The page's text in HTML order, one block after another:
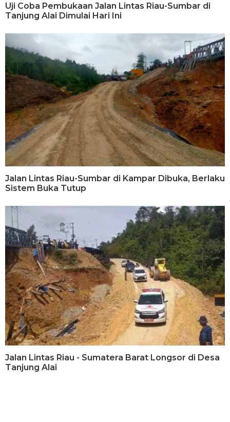
Uji Coba Pembukaan Jalan Lintas Riau-Sumbar di
Tanjung Alai Dimulai Hari Ini
Jalan Lintas Riau-Sumbar di Kampar Dibuka, Berlaku
Sistem Buka Tutup
Jalan Lintas Riau - Sumatera Barat Longsor di Desa
Tanjung Alai